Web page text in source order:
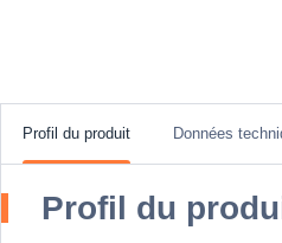
Profil du produit Données
Profil du